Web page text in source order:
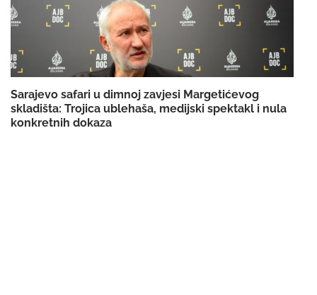
Sarajevo safari u dimnoj zavjesi Margetićevog
skladišta: Trojica ublehaša, medijski spektakl i nula
konkretnih dokaza